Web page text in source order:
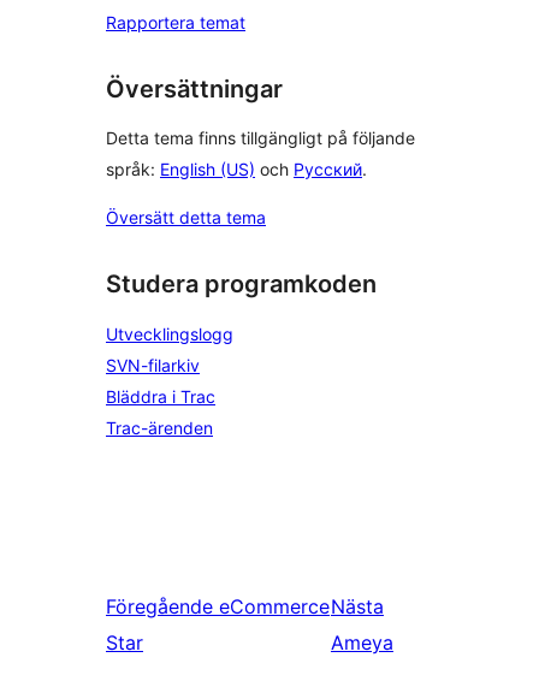
Rapportera temat
Översättningar
Detta tema finns tillgängligt på följande
språk: English (US) och Русский.
Översätt detta tema
Studera programkoden
Utvecklingslogg
SVN-filarkiv
Bläddra i Trac
Trac-ärenden
Föregående eCommerce
Star
Nästa
Ameya